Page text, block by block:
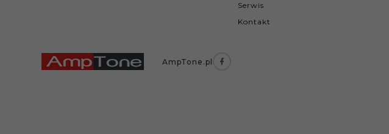
Serwis
Kontakt
AmpTone.pl